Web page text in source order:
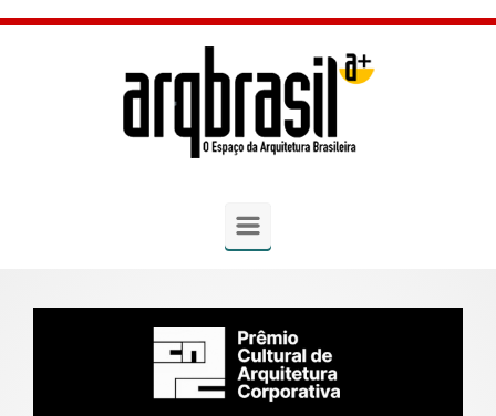
Skip to main content